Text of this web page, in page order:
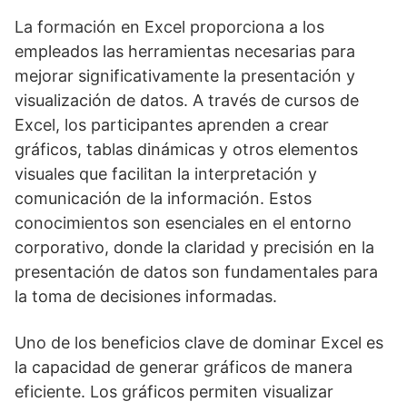
La formación en Excel proporciona a los
empleados las herramientas necesarias para
mejorar significativamente la presentación y
visualización de datos. A través de cursos de
Excel, los participantes aprenden a crear
gráficos, tablas dinámicas y otros elementos
visuales que facilitan la interpretación y
comunicación de la información. Estos
conocimientos son esenciales en el entorno
corporativo, donde la claridad y precisión en la
presentación de datos son fundamentales para
la toma de decisiones informadas.
Uno de los beneficios clave de dominar Excel es
la capacidad de generar gráficos de manera
eficiente. Los gráficos permiten visualizar